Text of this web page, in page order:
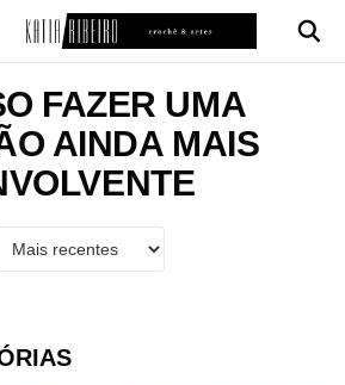
FAZER UMA
AINDA MAIS